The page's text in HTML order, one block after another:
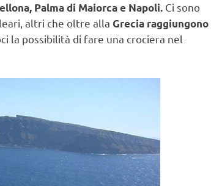
Palma di Maiorca e Napoli. Ci sono
altri che oltre alla Grecia raggiungono
la possibilità di fare una crociera nel